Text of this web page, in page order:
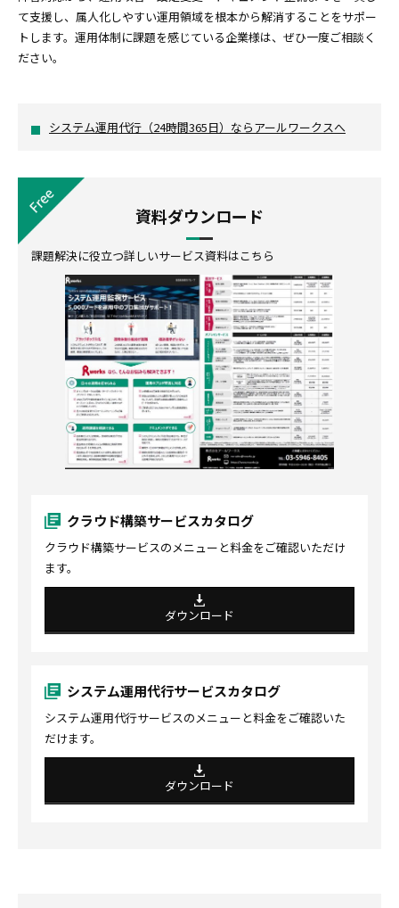
て支援し、属人化しやすい運用領域を根本から解消することをサポー
トします。運用体制に課題を感じている企業様は、ぜひ一度ご相談く
ださい。
システム運用代行（24時間365日）ならアールワークスへ
資料ダウンロード
課題解決に役立つ詳しいサービス資料はこちら
クラウド構築サービスカタログ
クラウド構築サービスのメニューと料金をご確認いただけ
ます。
ダウンロード
システム運用代行サービスカタログ
システム運用代行サービスのメニューと料金をご確認いた
だけます。
ダウンロード